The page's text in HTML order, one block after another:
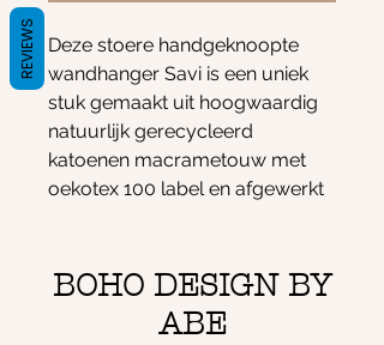
Deze stoere handgeknoopte
wandhanger Savi is een uniek
stuk gemaakt uit hoogwaardig
natuurlijk gerecycleerd
katoenen macrametouw met
oekotex 100 label en afgewerkt
bestaat uit bamboehout.
De wandhanger is 95 cm hoog
en 50cm breed
BOHO DESIGN BY
ABE
REVIEWS